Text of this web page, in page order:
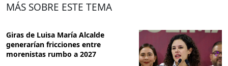
MÁS SOBRE ESTE TEMA
Giras de Luisa María Alcalde
generarían fricciones entre
morenistas rumbo a 2027